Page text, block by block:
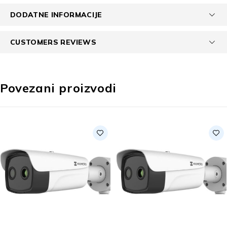
DODATNE INFORMACIJE
CUSTOMERS REVIEWS
Povezani proizvodi